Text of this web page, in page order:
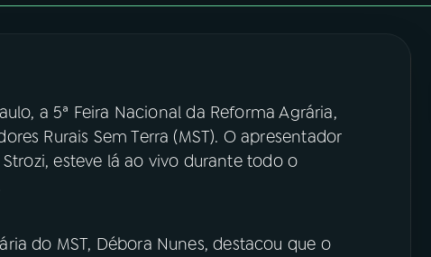
a 5ª Feira Nacional da Reforma Agrária,
Rurais Sem Terra (MST). O apresentador
esteve lá ao vivo durante todo o
do MST, Débora Nunes, destacou que o